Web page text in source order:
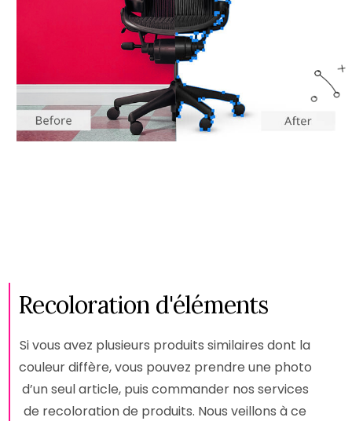
Recoloration d'éléments
Si vous avez plusieurs produits similaires dont la
couleur diffère, vous pouvez prendre une photo
d’un seul article, puis commander nos services
de recoloration de produits. Nous veillons à ce